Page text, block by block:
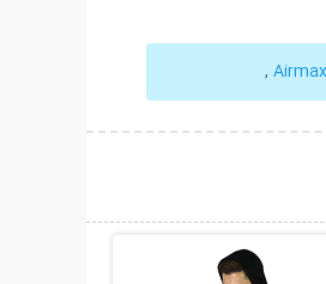
,